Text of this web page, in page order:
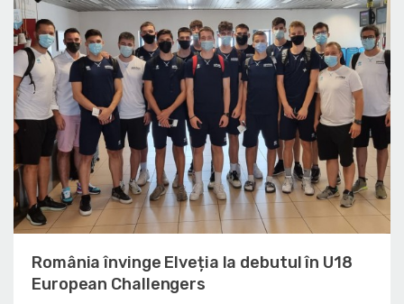
România învinge Elveția la debutul în U18
European Challengers